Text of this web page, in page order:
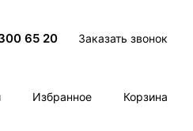
65 20 Заказать звонок
Избранное Корзина